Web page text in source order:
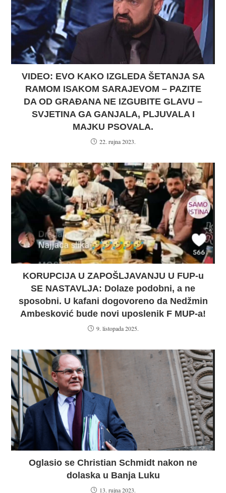
VIDEO: EVO KAKO IZGLEDA ŠETANJA SA
RAMOM ISAKOM SARAJEVOM – PAZITE
DA OD GRAĐANA NE IZGUBITE GLAVU –
SVJETINA GA GANJALA, PLJUVALA I
MAJKU PSOVALA.
22. rujna 2023.
KORUPCIJA U ZAPOŠLJAVANJU U FUP-u
SE NASTAVLJA: Dolaze podobni, a ne
sposobni. U kafani dogovoreno da Nedžmin
Ambesković bude novi uposlenik F MUP-a!
9. listopada 2025.
Oglasio se Christian Schmidt nakon ne
dolaska u Banja Luku
13. rujna 2023.